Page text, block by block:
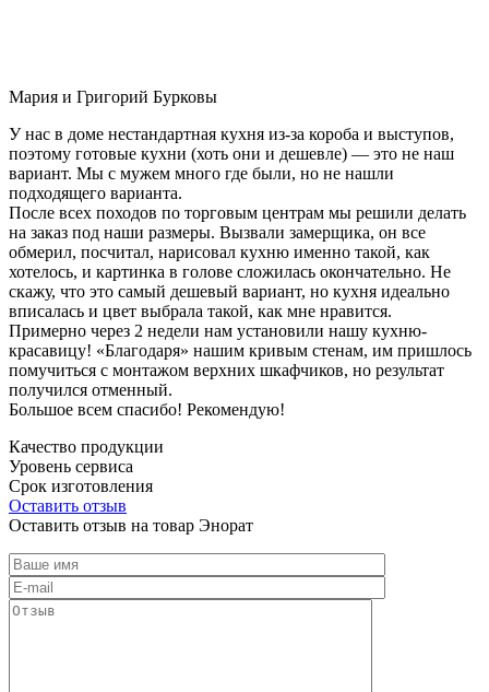
Мария и Григорий Бурковы
У нас в доме нестандартная кухня из-за короба и выступов,
поэтому готовые кухни (хоть они и дешевле) — это не наш
вариант. Мы с мужем много где были, но не нашли
подходящего варианта.
После всех походов по торговым центрам мы решили делать
на заказ под наши размеры. Вызвали замерщика, он все
обмерил, посчитал, нарисовал кухню именно такой, как
хотелось, и картинка в голове сложилась окончательно. Не
скажу, что это самый дешевый вариант, но кухня идеально
вписалась и цвет выбрала такой, как мне нравится.
Примерно через 2 недели нам установили нашу кухню-
красавицу! «Благодаря» нашим кривым стенам, им пришлось
помучиться с монтажом верхних шкафчиков, но результат
получился отменный.
Большое всем спасибо! Рекомендую!
Качество продукции
Уровень сервиса
Срок изготовления
Оставить отзыв
Оставить отзыв на товар Энорат